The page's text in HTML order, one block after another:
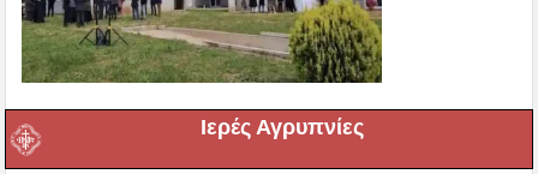
Ιερές Αγρυπνίες